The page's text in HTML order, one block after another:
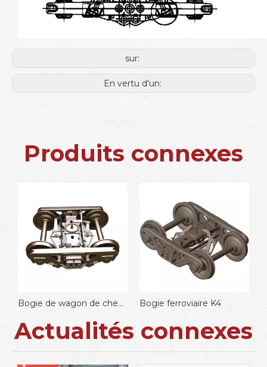
sur:
En vertu d'un:
Produits connexes
Bogie de wagon de chemin de fer K6 Bogie ferroviaire K4
Actualités connexes